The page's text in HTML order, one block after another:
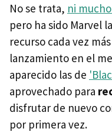
No se trata, ni
pero ha sido Marvel
recurso cada vez
lanzamiento en el
aparecido las de
aprovechado para
disfrutar de nuevo
por primera vez.